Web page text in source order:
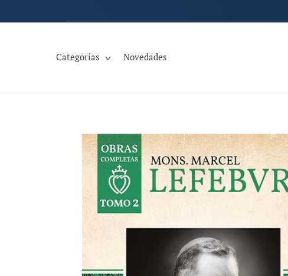
al contenido
Categorías Novedades
información
del producto